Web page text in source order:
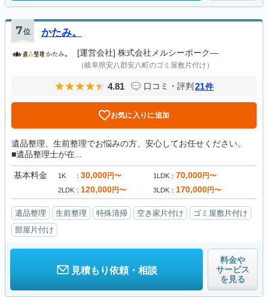
7位 かたみ。
[運営会社] 株式会社メルシーボーク―
（岐阜県安八郡安八町のゴミ屋敷片付け）
4.81 口コミ・評判 21件
お気に入りに追加
遺品整理、生前整理でお悩みの方、安心してお任せください。
■遺品整理士が在...
基本料金 1K 30,000円〜 1LDK 70,000円〜
2LDK 120,000円〜 3LDK 170,000円〜
遺品整理 生前整理 特殊清掃 空き家片付け
ゴミ屋敷片付け
部屋片付け
見積もり依頼・相談
料金や
サービス
を見る